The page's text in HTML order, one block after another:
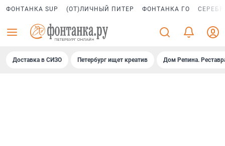
ФОНТАНКА SUP (ОТ)ЛИЧНЫЙ ПИТЕР ФОНТАНКА ГО
Доставка в СИЗО Петербург ищет креатив Дом Репина.